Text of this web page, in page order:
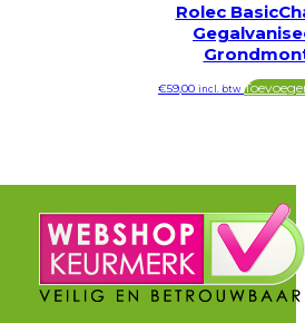
Rolec
€59,00 incl. btw